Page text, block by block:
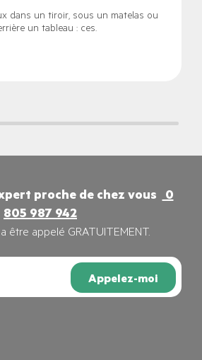
dans un tiroir, sous un matelas ou
un tableau : ces.
proche de chez vous 0
805 987 942
être appelé GRATUITEMENT.
Appelez-moi